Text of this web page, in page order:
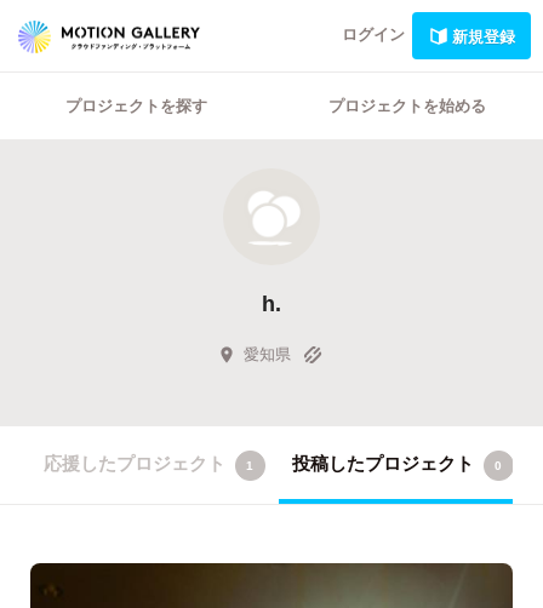
ログイン 新規登録
プロジェクトを探す プロジェクトを始める
h.
愛知県
応援したプロジェクト 1 投稿したプロジェクト 0